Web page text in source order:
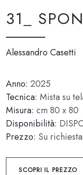
31_
Alessandro Casetti
Anno: 2025
Tecnica: Mista su
Misura: cm 80 x 80
Disponibilità:
Prezzo: Su richiesta
SCOPRI IL PREZZO